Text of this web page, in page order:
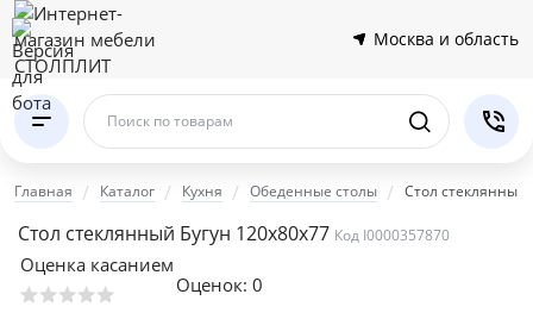
Москва и область
Поиск по товарам
Главная Каталог Кухня Обеденные столы Стол стеклянный
Стол стеклянный Бугун 120х80х77 Код I0000357870
Оценка касанием
Оценок: 0